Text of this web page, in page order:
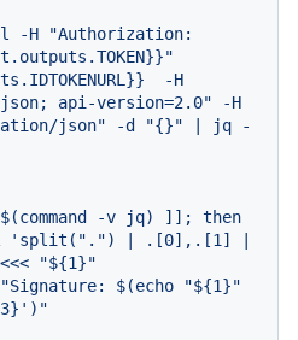
-H
api-version=2.0" -H
json" -d "{}" | jq -
"${1}"